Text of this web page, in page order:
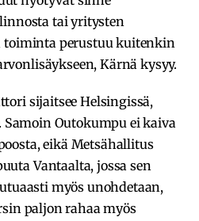
tai yritysten
toiminta perustuu kuitenkin
Kärnä kysyy.
sijaitsee Helsingissä,
Outokumpu ei kaiva
eikä Metsähallitus
Vantaalta, jossa sen
myös unohdetaan,
paljon rahaa myös